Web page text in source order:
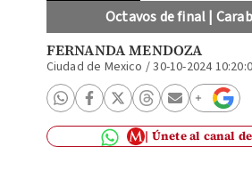
Octavos de final |
FERNANDA MENDOZA
Ciudad de Mexico /30-10-2024
Únete al canal